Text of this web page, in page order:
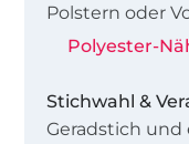
Polstern oder
Polyester-
Stichwahl &
Geradstich und